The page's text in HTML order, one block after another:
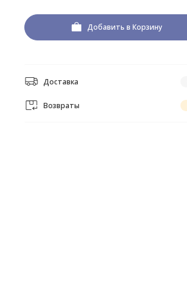
Добавить в Корзину
Доставка
Возвраты